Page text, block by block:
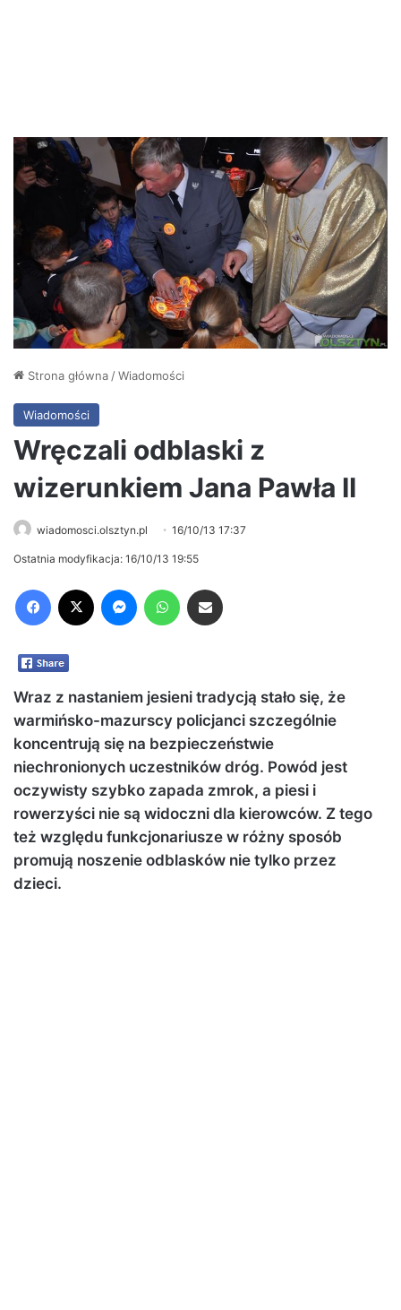
Strona główna /Wiadomości
Wiadomości
Wręczali odblaski z
wizerunkiem Jana Pawła II
wiadomosci.olsztyn.pl 16/10/13 17:37
Ostatnia modyfikacja: 16/10/13 19:55
Wraz z nastaniem jesieni tradycją stało się, że
warmińsko-mazurscy policjanci szczególnie
koncentrują się na bezpieczeństwie
niechronionych uczestników dróg. Powód jest
oczywisty szybko zapada zmrok, a piesi i
rowerzyści nie są widoczni dla kierowców. Z tego
też względu funkcjonariusze w różny sposób
promują noszenie odblasków nie tylko przez
dzieci.